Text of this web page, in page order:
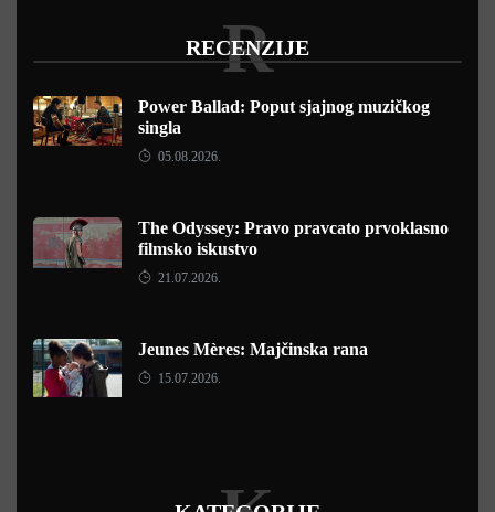
RECENZIJE
R
Power Ballad: Poput sjajnog muzičkog
singla
05.08.2026.
The Odyssey: Pravo pravcato prvoklasno
filmsko iskustvo
21.07.2026.
Jeunes Mères: Majčinska rana
15.07.2026.